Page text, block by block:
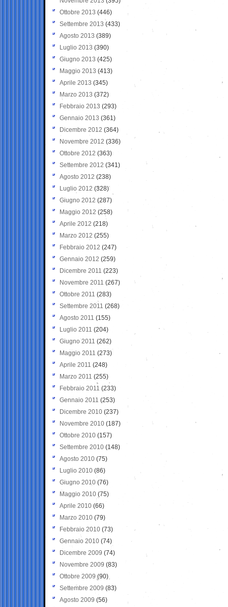
Ottobre 2013 (446)
Settembre 2013 (433)
Agosto 2013 (389)
Luglio 2013 (390)
Giugno 2013 (425)
Maggio 2013 (413)
Aprile 2013 (345)
Marzo 2013 (372)
Febbraio 2013 (293)
Gennaio 2013 (361)
Dicembre 2012 (364)
Novembre 2012 (336)
Ottobre 2012 (363)
Settembre 2012 (341)
Agosto 2012 (238)
Luglio 2012 (328)
Giugno 2012 (287)
Maggio 2012 (258)
Aprile 2012 (218)
Marzo 2012 (255)
Febbraio 2012 (247)
Gennaio 2012 (259)
Dicembre 2011 (223)
Novembre 2011 (267)
Ottobre 2011 (283)
Settembre 2011 (268)
Agosto 2011 (155)
Luglio 2011 (204)
Giugno 2011 (262)
Maggio 2011 (273)
Aprile 2011 (248)
Marzo 2011 (255)
Febbraio 2011 (233)
Gennaio 2011 (253)
Dicembre 2010 (237)
Novembre 2010 (187)
Ottobre 2010 (157)
Settembre 2010 (148)
Agosto 2010 (75)
Luglio 2010 (86)
Giugno 2010 (76)
Maggio 2010 (75)
Aprile 2010 (66)
Marzo 2010 (79)
Febbraio 2010 (73)
Gennaio 2010 (74)
Dicembre 2009 (74)
Novembre 2009 (83)
Ottobre 2009 (90)
Settembre 2009 (83)
Agosto 2009 (56)